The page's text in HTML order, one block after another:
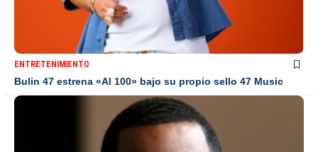
ENTRETENIMIENTO
Bulin 47 estrena «Al 100» bajo su propio sello 47 Music